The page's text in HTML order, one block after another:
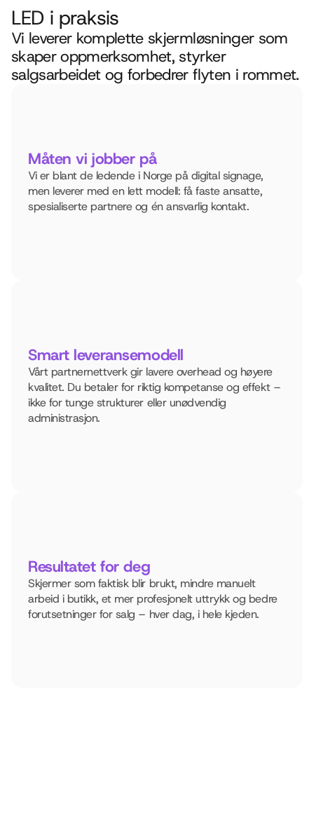
LED i praksis
Vi leverer komplette skjermløsninger som
skaper oppmerksomhet, styrker
salgsarbeidet og forbedrer flyten i rommet.
Måten vi jobber på
Vi er blant de ledende i Norge på digital signage,
men leverer med en lett modell: få faste ansatte,
spesialiserte partnere og én ansvarlig kontakt.
Smart leveransemodell
Vårt partnernettverk gir lavere overhead og høyere
kvalitet. Du betaler for riktig kompetanse og effekt –
ikke for tunge strukturer eller unødvendig
administrasjon.
Resultatet for deg
Skjermer som faktisk blir brukt, mindre manuelt
arbeid i butikk, et mer profesjonelt uttrykk og bedre
forutsetninger for salg – hver dag, i hele kjeden.